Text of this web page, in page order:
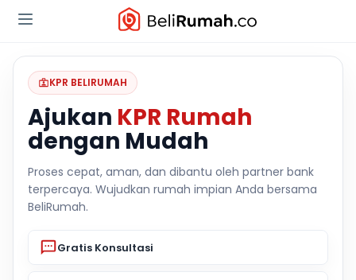
KPR BELIRUMAH
Ajukan KPR Rumah
dengan Mudah
Proses cepat, aman, dan dibantu oleh partner bank
terpercaya. Wujudkan rumah impian Anda bersama
BeliRumah.
Gratis Konsultasi